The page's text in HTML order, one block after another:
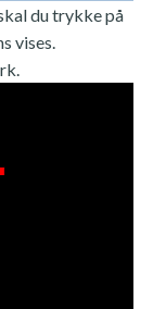
du trykke på
vises.